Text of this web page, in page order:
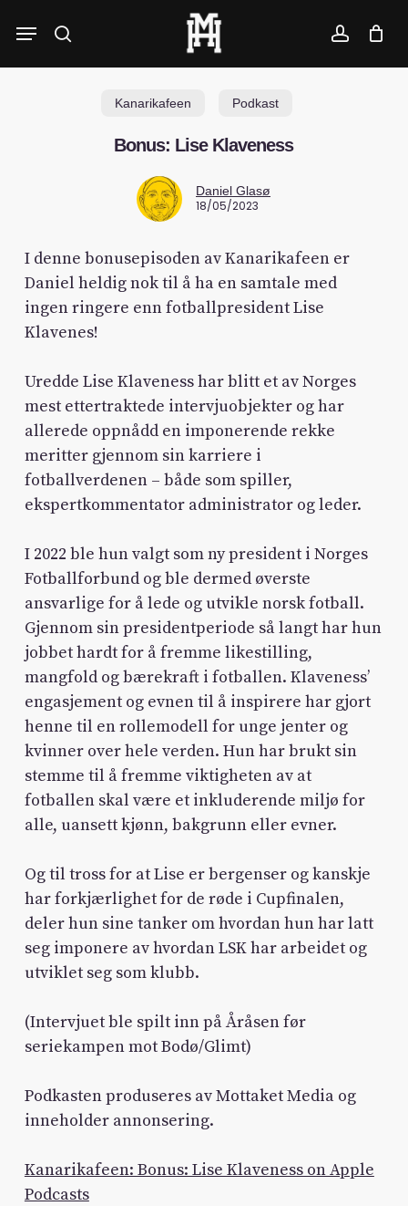
search account
Menu
Kanarikafeen Podkast
Bonus: Lise Klaveness
Daniel Glasø
18/05/2023
I denne bonusepisoden av Kanarikafeen er
Daniel heldig nok til å ha en samtale med
ingen ringere enn fotballpresident Lise
Klavenes!
Uredde Lise Klaveness har blitt et av Norges
mest ettertraktede intervjuobjekter og har
allerede oppnådd en imponerende rekke
meritter gjennom sin karriere i
fotballverdenen – både som spiller,
ekspertkommentator administrator og leder.
I 2022 ble hun valgt som ny president i Norges
Fotballforbund og ble dermed øverste
ansvarlige for å lede og utvikle norsk fotball.
Gjennom sin presidentperiode så langt har hun
jobbet hardt for å fremme likestilling,
mangfold og bærekraft i fotballen. Klaveness’
engasjement og evnen til å inspirere har gjort
henne til en rollemodell for unge jenter og
kvinner over hele verden. Hun har brukt sin
stemme til å fremme viktigheten av at
fotballen skal være et inkluderende miljø for
alle, uansett kjønn, bakgrunn eller evner.
Og til tross for at Lise er bergenser og kanskje
har forkjærlighet for de røde i Cupfinalen,
deler hun sine tanker om hvordan hun har latt
seg imponere av hvordan LSK har arbeidet og
utviklet seg som klubb.
(Intervjuet ble spilt inn på Åråsen før
seriekampen mot Bodø/Glimt)
Podkasten produseres av Mottaket Media og
inneholder annonsering.
Kanarikafeen: Bonus: Lise Klaveness on Apple
Podcasts